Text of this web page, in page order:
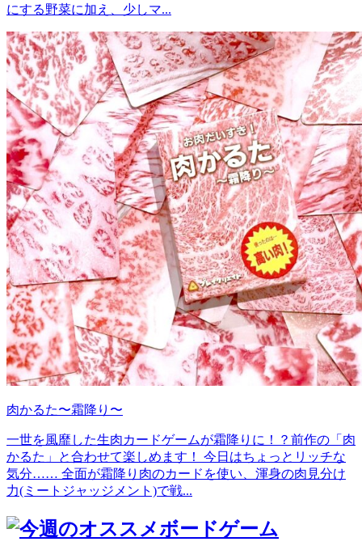
にする野菜に加え、少しマ...
肉かるた〜霜降り〜
一世を風靡した生肉カードゲームが霜降りに！？前作の「肉
かるた」と合わせて楽しめます！ 今日はちょっとリッチな
気分…… 全面が霜降り肉のカードを使い、渾身の肉見分け
力(ミートジャッジメント)で戦...